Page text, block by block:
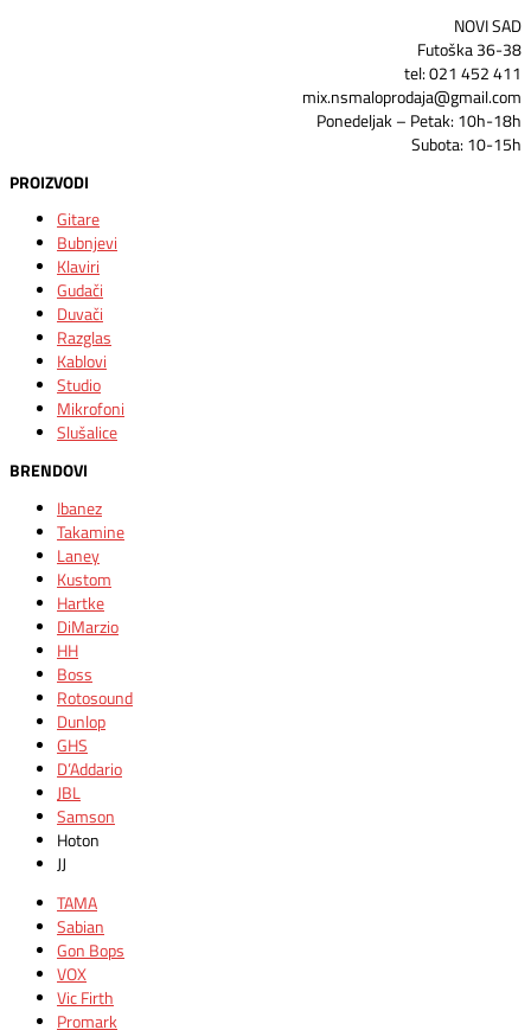
NOVI SAD
Futoška 36-38
tel: 021 452 411
mix.nsmaloprodaja@gmail.com
Ponedeljak – Petak: 10h-18h
Subota: 10-15h
PROIZVODI
Gitare
Bubnjevi
Klaviri
Gudači
Duvači
Razglas
Kablovi
Studio
Mikrofoni
Slušalice
BRENDOVI
Ibanez
Takamine
Laney
Kustom
Hartke
DiMarzio
HH
Boss
Rotosound
Dunlop
GHS
D’Addario
JBL
Samson
Hoton
JJ
TAMA
Sabian
Gon Bops
VOX
Vic Firth
Promark